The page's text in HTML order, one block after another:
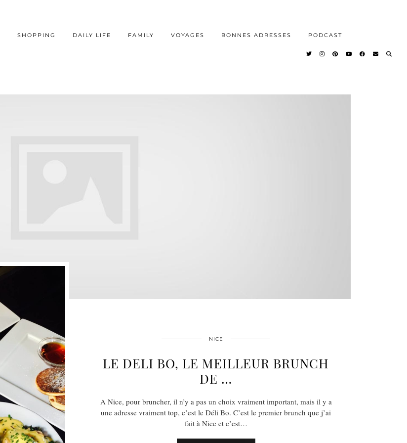
SHOPPING DAILY LIFE FAMILY VOYAGES BONNES ADRESSES PODCAST
NICE
LE DELI BO, LE MEILLEUR BRUNCH
DE …
A Nice, pour bruncher, il n’y a pas un choix vraiment important, mais il y a
une adresse vraiment top, c’est le Déli Bo. C’est le premier brunch que j’ai
fait à Nice et c’est…